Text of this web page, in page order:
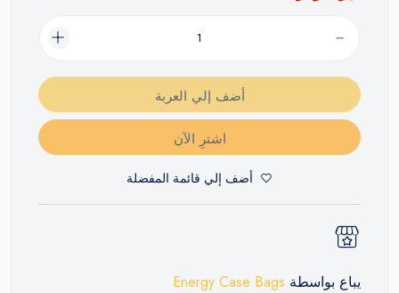
أضف إلي العربة
اشترِ الآن
أضف إلي قائمة المفضلة
يباع بواسطة Energy Case Bags